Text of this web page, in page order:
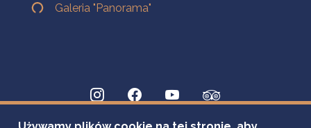
Galeria "Panorama"